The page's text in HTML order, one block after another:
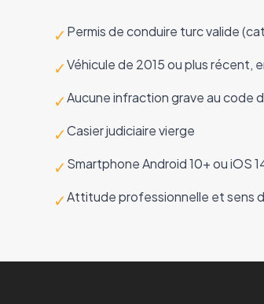
✓Permis de conduire turc valide
✓Véhicule de 2015 ou plus récent,
✓Aucune infraction grave au code
✓Casier judiciaire vierge
✓Smartphone Android 10+ ou iOS
✓Attitude professionnelle et sens